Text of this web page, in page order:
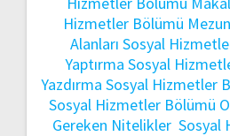
Hizmetler Bölümü
Alanları Sosyal
Yaptırma Sosyal
Yazdırma Sosyal Hizmetler
Sosyal Hizmetler Bölümü
Gereken Nitelikler Sosyal